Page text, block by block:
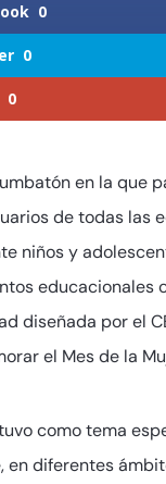
0
0
0
en la que
de todas las
niños y
educacionales
diseñada por el
el Mes de la
como tema
en diferentes